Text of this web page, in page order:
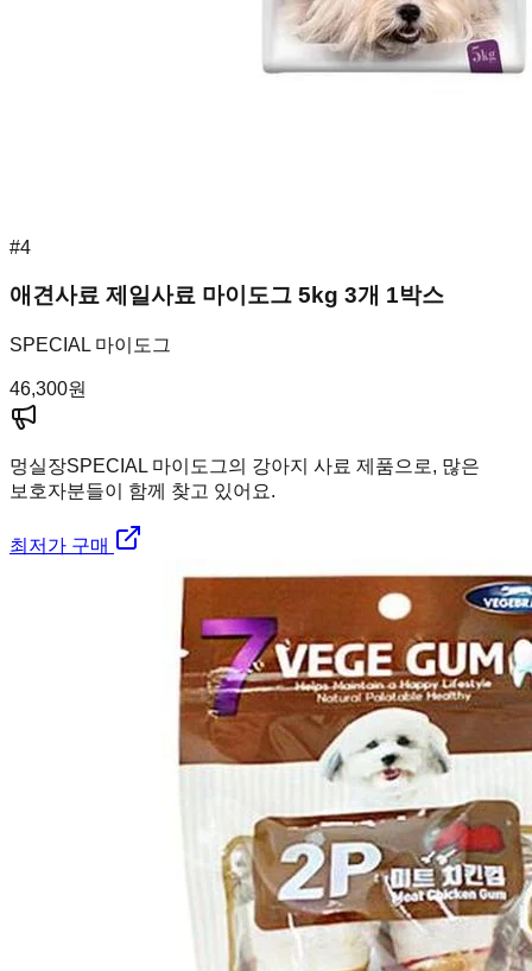
#4
애견사료 제일사료 마이도그 5kg 3개 1박스
SPECIAL 마이도그
46,300원
멍실장SPECIAL 마이도그의 강아지 사료 제품으로, 많은
보호자분들이 함께 찾고 있어요.
최저가 구매